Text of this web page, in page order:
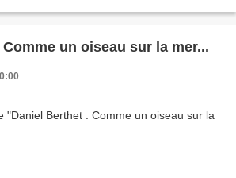
un oiseau sur la mer...